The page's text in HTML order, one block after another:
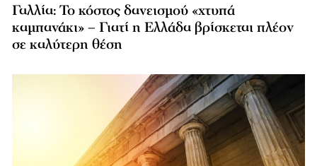
Γαλλία: Το κόστος δανεισμού «χτυπά
καμπανάκι» – Γιατί η Ελλάδα βρίσκεται πλέον
σε καλύτερη θέση